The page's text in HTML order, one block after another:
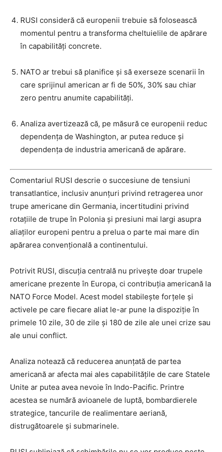
RUSI consideră că europenii trebuie să folosească
momentul pentru a transforma cheltuielile de apărare
în capabilități concrete.
NATO ar trebui să planifice și să exerseze scenarii în
care sprijinul american ar fi de 50%, 30% sau chiar
zero pentru anumite capabilități.
Analiza avertizează că, pe măsură ce europenii reduc
dependența de Washington, ar putea reduce și
dependența de industria americană de apărare.
Comentariul RUSI descrie o succesiune de tensiuni
transatlantice, inclusiv anunțuri privind retragerea unor
trupe americane din Germania, incertitudini privind
rotațiile de trupe în Polonia și presiuni mai largi asupra
aliaților europeni pentru a prelua o parte mai mare din
apărarea convențională a continentului.
Potrivit RUSI, discuția centrală nu privește doar trupele
americane prezente în Europa, ci contribuția americană la
NATO Force Model. Acest model stabilește forțele și
activele pe care fiecare aliat le-ar pune la dispoziție în
primele 10 zile, 30 de zile și 180 de zile ale unei crize sau
ale unui conflict.
Analiza notează că reducerea anunțată de partea
americană ar afecta mai ales capabilitățile de care Statele
Unite ar putea avea nevoie în Indo-Pacific. Printre
acestea se numără avioanele de luptă, bombardierele
strategice, tancurile de realimentare aeriană,
distrugătoarele și submarinele.